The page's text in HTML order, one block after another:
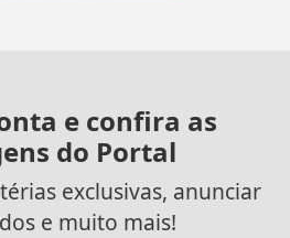
e confira as
do Portal
exclusivas, anunciar
e muito mais!